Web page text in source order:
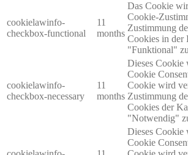
cookielawinfo-
checkbox-functional
11
months
Das Cookie
Cookie-
Zustimmung
Cookies in der
"Funktional"
cookielawinfo-
checkbox-necessary
11
months
Dieses Cookie
Cookie
Cookie wird
Zustimmung
Cookies der
"Notwendig"
Dieses Cookie
Cookie